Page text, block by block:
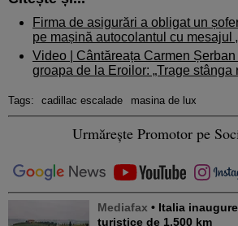
Firma de asigurări a obligat un
pe mașină autocolantul cu mesajul
Video | Cântăreața Carmen
groapa de la Eroilor: „Trage stânga
Tags: cadillac escalade masina de lux
Urmărește Promotor pe
Mediafax • Italia inaugurează o rețea de trasee
turistice de 1.500 km